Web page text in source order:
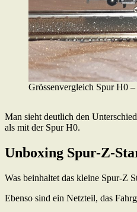
Grössenvergleich Spur H0
Man sieht deutlich den
als mit der Spur H0.
Unboxing Spur-Z-
Was beinhaltet das kleine Spur-Z
Ebenso sind ein Netzteil, das